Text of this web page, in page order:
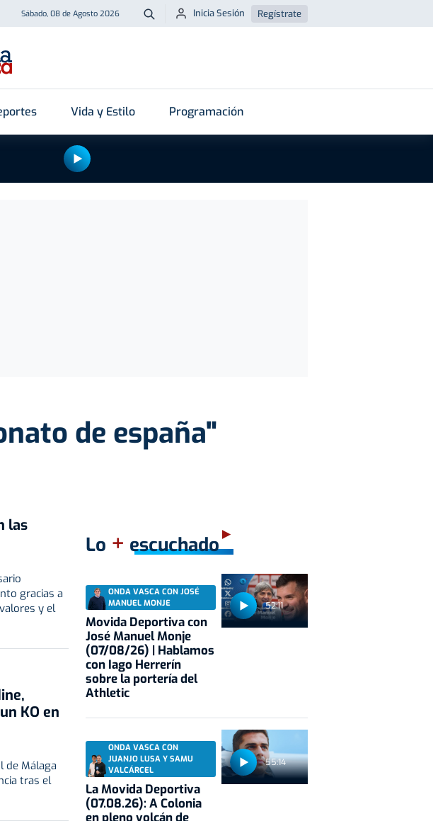
Sábado, 08 de Agosto 2026 Buscar
Inicia Sesión Regístrate
Vida y Estilo Programación
de españa"
las
gracias a
y el
KO en
de Málaga
tras el
Lo + escuchado
52:11
ONDA VASCA CON JOSÉ
MANUEL MONJE
Movida Deportiva con
José Manuel Monje
(07/08/26) | Hablamos
con Iago Herrerín
sobre la portería del
Athletic
55:14
ONDA VASCA CON
JUANJO LUSA Y SAMU
VALCÁRCEL
La Movida Deportiva
(07.08.26): A Colonia